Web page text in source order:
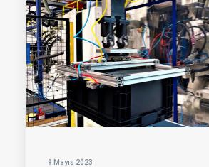
9 Mayıs 2023